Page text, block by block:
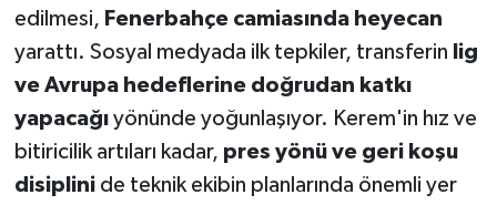
edilmesi, Fenerbahçe camiasında heyecan
yarattı. Sosyal medyada ilk tepkiler, transferin lig
ve Avrupa hedeflerine doğrudan katkı
yapacağıyönünde yoğunlaşıyor. Kerem'in hız ve
bitiricilik artıları kadar, pres yönü ve geri koşu
disiplinide teknik ekibin planlarında önemli yer